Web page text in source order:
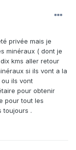
privée mais je
minéraux ( dont je
kms aller retour
si ils vont a la
ils vont
pour obtenir
pour tout les
toujours .